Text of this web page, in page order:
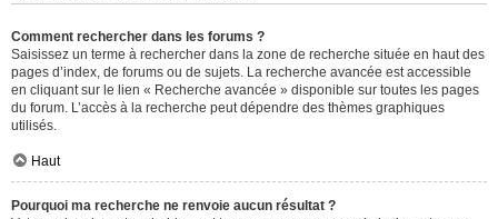
Comment rechercher dans les forums ?
Saisissez un terme à rechercher dans la zone de recherche située en haut des
pages d’index, de forums ou de sujets. La recherche avancée est accessible
en cliquant sur le lien « Recherche avancée » disponible sur toutes les pages
du forum. L’accès à la recherche peut dépendre des thèmes graphiques
utilisés.
Haut
Pourquoi ma recherche ne renvoie aucun résultat ?